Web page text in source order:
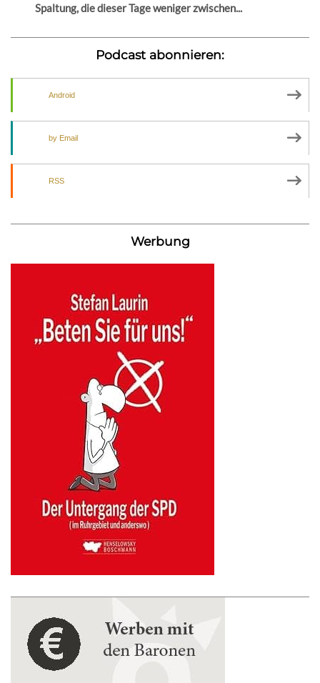
Spaltung, die dieser Tage weniger zwischen...
Podcast abonnieren:
Android
by Email
RSS
Werbung